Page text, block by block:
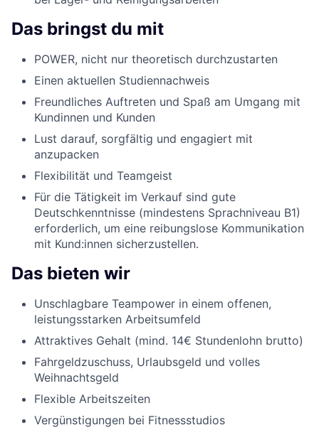
Das bringst du mit
POWER, nicht nur theoretisch durchzustarten
Einen aktuellen Studiennachweis
Freundliches Auftreten und Spaß am Umgang mit
Kundinnen und Kunden
Lust darauf, sorgfältig und engagiert mit
anzupacken
Flexibilität und Teamgeist
Für die Tätigkeit im Verkauf sind gute
Deutschkenntnisse (mindestens Sprachniveau B1)
erforderlich, um eine reibungslose Kommunikation
mit Kund:innen sicherzustellen.
Das bieten wir
Unschlagbare Teampower in einem offenen,
leistungsstarken Arbeitsumfeld
Attraktives Gehalt (mind. 14€ Stundenlohn brutto)
Fahrgeldzuschuss, Urlaubsgeld und volles
Weihnachtsgeld
Flexible Arbeitszeiten
Vergünstigungen bei Fitnessstudios